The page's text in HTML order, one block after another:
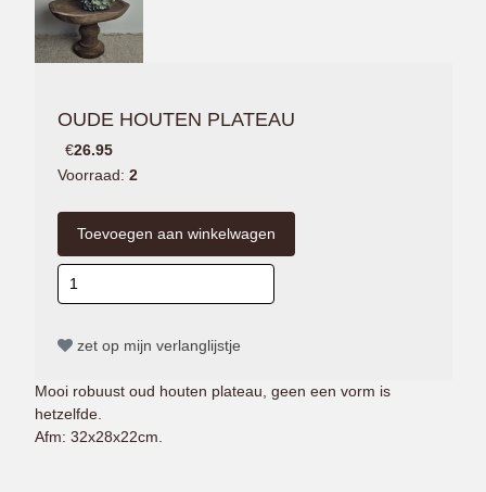
OUDE HOUTEN PLATEAU
€26.95
Voorraad: 2
zet op mijn verlanglijstje
Mooi robuust oud houten plateau, geen een vorm is
hetzelfde.
Afm: 32x28x22cm.